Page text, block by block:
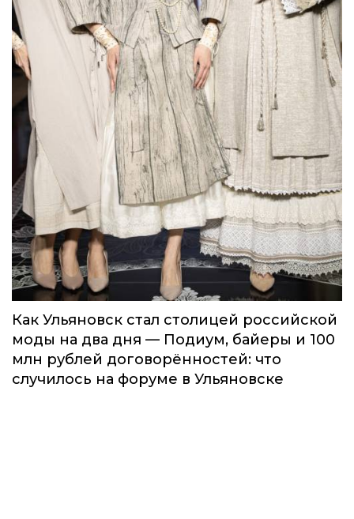
Как Ульяновск стал столицей российской
моды на два дня — Подиум, байеры и 100
млн рублей договорённостей: что
случилось на форуме в Ульяновске